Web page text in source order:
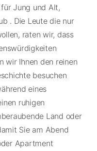
Jung und Alt,
. Die Leute die nur
raten wir, dass
wir Ihnen den reinen
besuchen
eines
ruhigen
Land oder
Sie am Abend
Apartment